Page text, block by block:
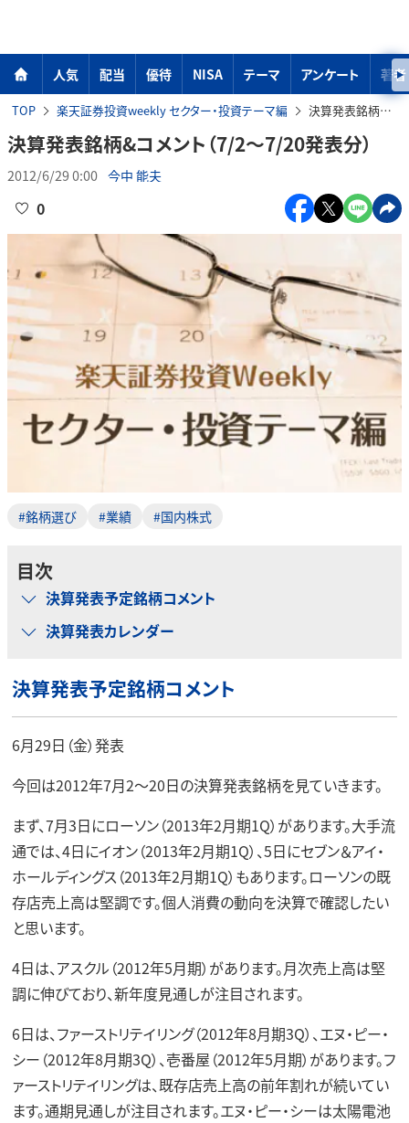
人気 配当 優待 NISA テーマ アンケート 著者
TOP 楽天証券投資weekly セクター・投資テーマ編 決算発表銘柄&コメント（7/2～7/20発表分）
決算発表銘柄&コメント（7/2～7/20発表分）
2012/6/29 0:00 今中 能夫
0
#銘柄選び #業績 #国内株式
目次
決算発表予定銘柄コメント
決算発表カレンダー
決算発表予定銘柄コメント
6月29日（金）発表
今回は2012年7月2～20日の決算発表銘柄を見ていきます。
まず、7月3日にローソン（2013年2月期1Q）があります。大手流
通では、4日にイオン（2013年2月期1Q）、5日にセブン＆アイ・
ホールディングス（2013年2月期1Q）もあります。ローソンの既
存店売上高は堅調です。個人消費の動向を決算で確認したい
と思います。
4日は、アスクル（2012年5月期）があります。月次売上高は堅
調に伸びており、新年度見通しが注目されます。
6日は、ファーストリテイリング（2012年8月期3Q）、エヌ・ピー・
シー（2012年8月期3Q）、壱番屋（2012年5月期）があります。フ
ァーストリテイリングは、既存店売上高の前年割れが続いてい
ます。通期見通しが注目されます。エヌ・ピー・シーは太陽電池